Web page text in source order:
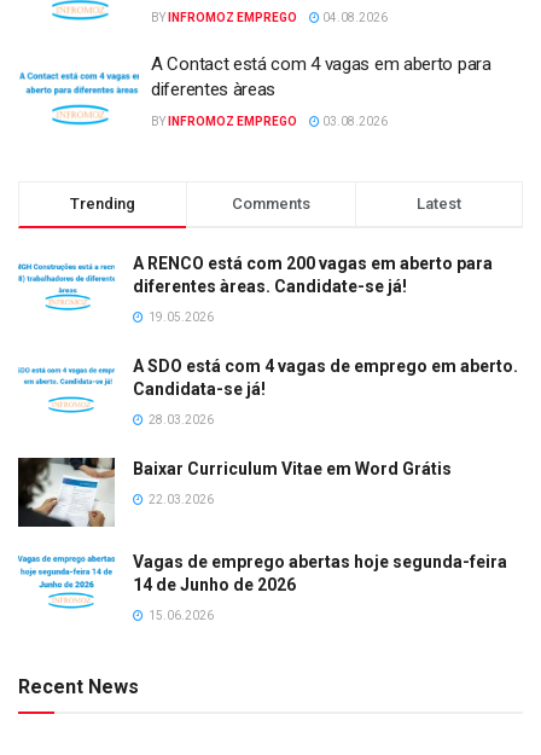
BY INFROMOZ EMPREGO 04.08.2026
A Contact está com 4 vagas em aberto para
diferentes àreas
BY INFROMOZ EMPREGO 03.08.2026
Trending Comments Latest
A RENCO está com 200 vagas em aberto para
diferentes àreas. Candidate-se já!
19.05.2026
A SDO está com 4 vagas de emprego em aberto.
Candidata-se já!
28.03.2026
Baixar Curriculum Vitae em Word Grátis
22.03.2026
Vagas de emprego abertas hoje segunda-feira
14 de Junho de 2026
15.06.2026
Recent News